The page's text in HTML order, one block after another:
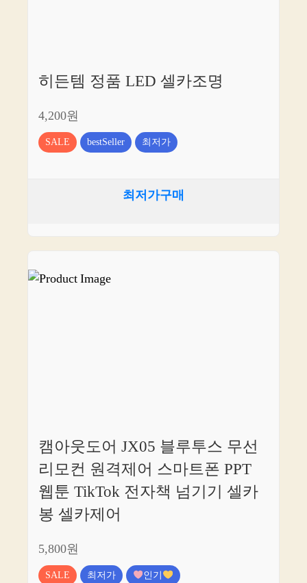
히든템 정품 LED 셀카조명
4,200원
SALE bestSeller 최저가
최저가구매
캠아웃도어 JX05 블루투스 무선
리모컨 원격제어 스마트폰 PPT
웹툰 TikTok 전자책 넘기기 셀카
봉 셀카제어
5,800원
SALE 최저가 인기